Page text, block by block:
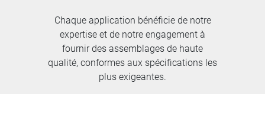
Chaque application bénéficie de notre
expertise et de notre engagement à
fournir des assemblages de haute
qualité, conformes aux spécifications les
plus exigeantes.